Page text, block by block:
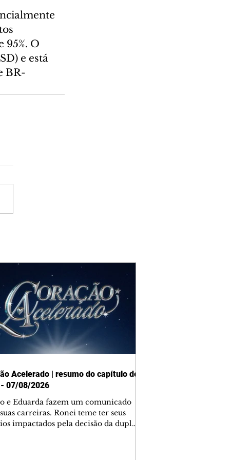
O
e está
BR-
Acelerado | resumo do capítulo de
07/08/2026
e Eduarda fazem um comunicado
carreiras. Ronei teme ter seus
impactados pela decisão da dupla.